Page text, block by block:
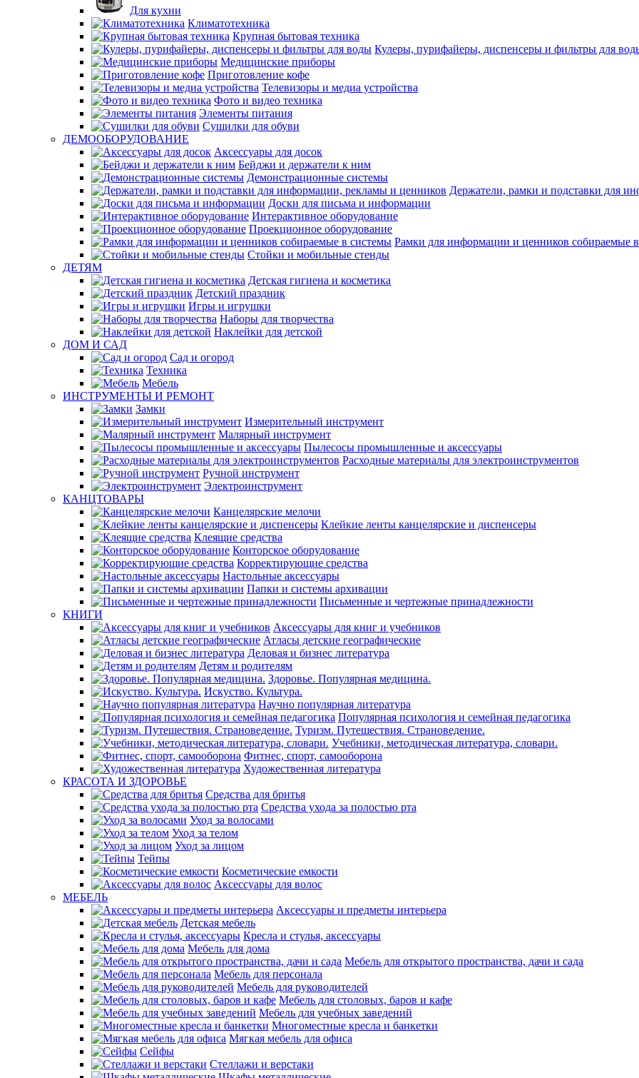
Для кухни
Климатотехника
Крупная бытовая техника
Кулеры, пурифайеры, диспенсеры и фильтры для
Медицинские приборы
Приготовление кофе
Телевизоры и медиа устройства
Фото и видео техника
Элементы питания
Сушилки для обуви
ДЕМООБОРУДОВАНИЕ
Аксессуары для досок
Бейджи и держатели к ним
Демонстрационные системы
Держатели, рамки и подставки для
Доски для письма и информации
Интерактивное оборудование
Проекционное оборудование
Рамки для информации и ценников собираемые
Стойки и мобильные стенды
ДЕТЯМ
Детская гигиена и косметика
Детский праздник
Игры и игрушки
Наборы для творчества
Наклейки для детской
ДОМ И САД
Сад и огород
Техника
Мебель
ИНСТРУМЕНТЫ И РЕМОНТ
Замки
Измерительный инструмент
Малярный инструмент
Пылесосы промышленные и аксессуары
Расходные материалы для электроинструментов
Ручной инструмент
Электроинструмент
КАНЦТОВАРЫ
Канцелярские мелочи
Клейкие ленты канцелярские и диспенсеры
Клеящие средства
Конторское оборудование
Корректирующие средства
Настольные аксессуары
Папки и системы архивации
Письменные и чертежные принадлежности
КНИГИ
Аксессуары для книг и учебников
Атласы детские географические
Деловая и бизнес литература
Детям и родителям
Здоровье. Популярная медицина.
Искуство. Культура.
Научно популярная литература
Популярная психология и семейная педагогика
Туризм. Путешествия. Страноведение.
Учебники, методическая литература, словари.
Фитнес, спорт, самооборона
Художественная литература
КРАСОТА И ЗДОРОВЬЕ
Средства для бритья
Средства ухода за полостью рта
Уход за волосами
Уход за телом
Уход за лицом
Тейпы
Косметические емкости
Аксессуары для волос
МЕБЕЛЬ
Аксессуары и предметы интерьера
Детская мебель
Кресла и стулья, аксессуары
Мебель для дома
Мебель для открытого пространства, дачи и сада
Мебель для персонала
Мебель для руководителей
Мебель для столовых, баров и кафе
Мебель для учебных заведений
Многоместные кресла и банкетки
Мягкая мебель для офиса
Сейфы
Стеллажи и верстаки